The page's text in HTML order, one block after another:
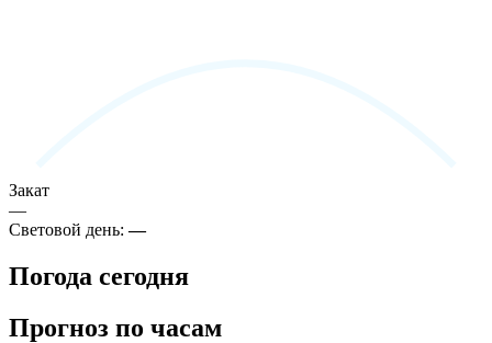
Закат
—
Световой день:—
Погода сегодня
Прогноз по часам